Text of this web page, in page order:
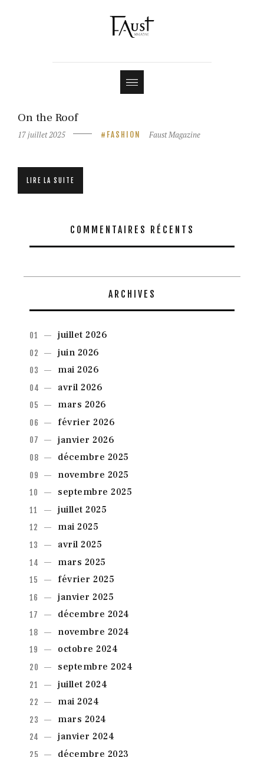
On the Roof
17 juillet 2025 FASHION Faust Magazine
LIRE LA SUITE
COMMENTAIRES RÉCENTS
ARCHIVES
juillet2026
juin 2026
mai2026
avril2026
mars 2026
février2026
janvier2026
décembre 2025
novembre 2025
septembre2025
juillet2025
mai2025
avril2025
mars 2025
février2025
janvier2025
décembre 2024
novembre 2024
octobre2024
septembre2024
juillet2024
mai2024
mars 2024
janvier2024
décembre 2023